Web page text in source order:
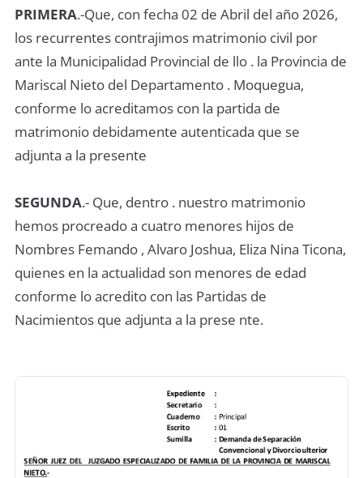
PRIMERA.-Que, con fecha 02 de Abril del año 2026,
los recurrentes contrajimos matrimonio civil por
ante la Municipalidad Provincial de llo . la Provincia de
Mariscal Nieto del Departamento . Moquegua,
conforme lo acreditamos con la partida de
matrimonio debidamente autenticada que se
adjunta a la presente
SEGUNDA.- Que, dentro . nuestro matrimonio
hemos procreado a cuatro menores hijos de
Nombres Femando , Alvaro Joshua, Eliza Nina Ticona,
quienes en la actualidad son menores de edad
conforme lo acredito con las Partidas de
Nacimientos que adjunta a la prese nte.